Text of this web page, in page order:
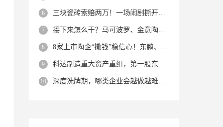
三块瓷砖索赔两万！一场闹剧撕开了装修“碰瓷”的遮羞布
接下来怎么干？马可波罗、金意陶、蒙娜丽莎、箭牌、欧神诺、宏宇…
8家上市陶企“撒钱”稳信心！东鹏、蒙娜丽莎等启动回购增持
科达制造重大资产重组，第一股东易主！
深度洗牌期，哪类企业会越做越难？哪类企业能逆势突围？